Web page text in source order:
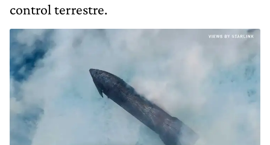
control terrestre.